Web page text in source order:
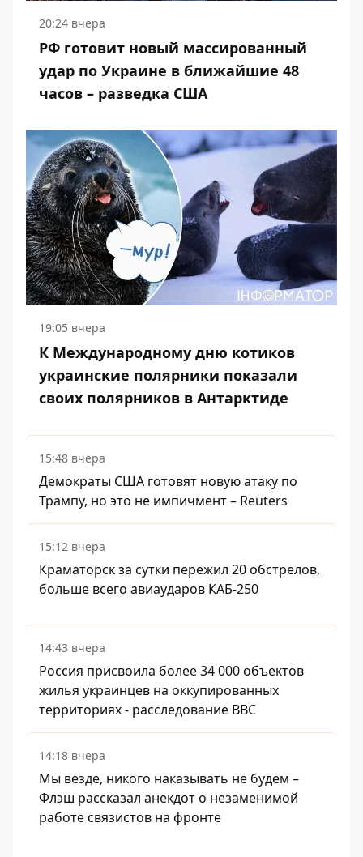
20:24 вчера
РФ готовит новый массированный
удар по Украине в ближайшие 48
часов – разведка США
19:05 вчера
К Международному дню котиков
украинские полярники показали
своих полярников в Антарктиде
15:48 вчера
Демократы США готовят новую атаку по
Трампу, но это не импичмент – Reuters
15:12 вчера
Краматорск за сутки пережил 20 обстрелов,
больше всего авиаударов КАБ-250
14:43 вчера
Россия присвоила более 34 000 объектов
жилья украинцев на оккупированных
территориях - расследование BBC
14:18 вчера
Мы везде, никого наказывать не будем –
Флэш рассказал анекдот о незаменимой
работе связистов на фронте